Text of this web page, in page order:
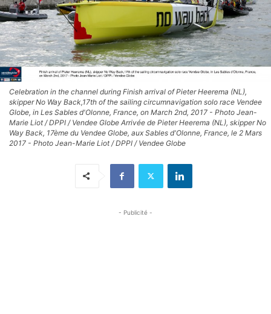
Celebration in the channel during Finish arrival of Pieter Heerema (NL),
skipper No Way Back,17th of the sailing circumnavigation solo race Vendee
Globe, in Les Sables d'Olonne, France, on March 2nd, 2017 - Photo Jean-
Marie Liot / DPPI / Vendee Globe Arrivée de Pieter Heerema (NL), skipper No
Way Back, 17ème du Vendee Globe, aux Sables d'Olonne, France, le 2 Mars
2017 - Photo Jean-Marie Liot / DPPI / Vendee Globe
- Publicité -